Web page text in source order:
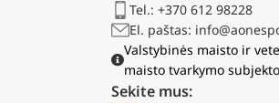
Tel.: +370 612 98228
El. paštas:
Valstybinės maisto ir
maisto tvarkymo
Sekite mus: